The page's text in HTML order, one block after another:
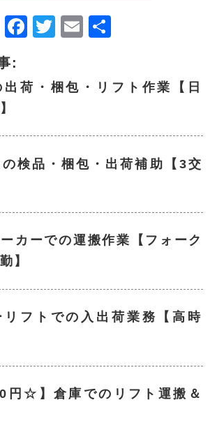
Message
Facebook
Twitter
Email
:
荷・梱包・リフト作業【日
検品・梱包・出荷補助【3交
カーでの運搬作業【フォーク
】
リフトでの入出荷業務【高時
円☆】倉庫でのリフト運搬＆